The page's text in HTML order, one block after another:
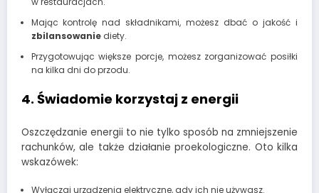
Mając kontrolę nad składnikami, możesz dbać o jakość i
zbilansowaniediety.
Przygotowując większe porcje, możesz zorganizować posiłki
na kilka dni do przodu.
4. Świadomie korzystaj z energii
Oszczędzanie energii to nie tylko sposób na zmniejszenie
rachunków, ale także działanie proekologiczne. Oto kilka
wskazówek:
Wyłączaj urządzenia elektryczne, gdy ich nie używasz.